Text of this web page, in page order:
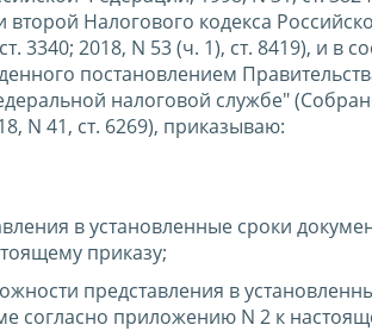
второй Налогового кодекса
2018, N 53 (ч. 1), ст. 8419), и в
постановлением
налоговой службе"
N 41, ст. 6269), приказываю:
в установленные сроки
приказу;
представления в
согласно приложению N 2 к